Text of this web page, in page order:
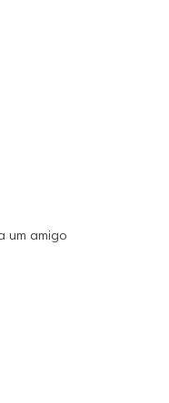
um amigo